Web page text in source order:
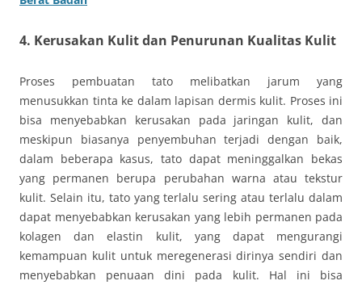
4. Kerusakan Kulit dan Penurunan Kualitas Kulit
Proses pembuatan tato melibatkan jarum yang
menusukkan tinta ke dalam lapisan dermis kulit. Proses ini
bisa menyebabkan kerusakan pada jaringan kulit, dan
meskipun biasanya penyembuhan terjadi dengan baik,
dalam beberapa kasus, tato dapat meninggalkan bekas
yang permanen berupa perubahan warna atau tekstur
kulit. Selain itu, tato yang terlalu sering atau terlalu dalam
dapat menyebabkan kerusakan yang lebih permanen pada
kolagen dan elastin kulit, yang dapat mengurangi
kemampuan kulit untuk meregenerasi dirinya sendiri dan
menyebabkan penuaan dini pada kulit. Hal ini bisa